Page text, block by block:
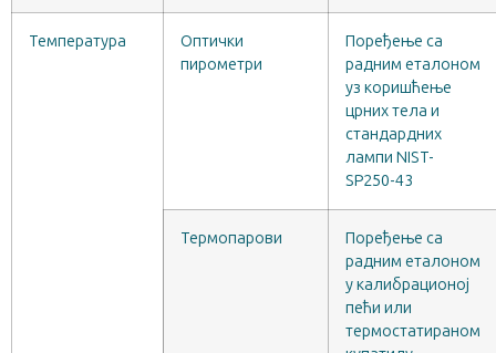
Температура
Оптички
пирометри
Поређење са
радним еталоном
уз коришћење
црних тела и
стандардних
лампи NIST-
SP250-43
Термопарови
Поређење са
радним еталоном
у калибрационој
пећи или
термостатираном